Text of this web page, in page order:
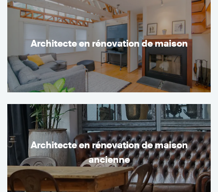
Architecte en rénovation de maison
Architecte en rénovation de maison
ancienne